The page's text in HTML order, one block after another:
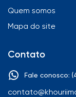
Quem somos
Mapa do site
Contato
Fale conosco: